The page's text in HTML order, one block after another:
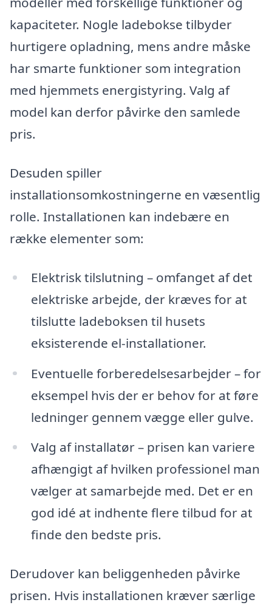
kapaciteter. Nogle ladebokse tilbyder
hurtigere opladning, mens andre måske
har smarte funktioner som integration
med hjemmets energistyring. Valg af
model kan derfor påvirke den samlede
pris.
Desuden spiller
installationsomkostningerne en væsentlig
rolle. Installationen kan indebære en
række elementer som:
Elektrisk tilslutning – omfanget af det
elektriske arbejde, der kræves for at
tilslutte ladeboksen til husets
eksisterende el-installationer.
Eventuelle forberedelsesarbejder – for
eksempel hvis der er behov for at føre
ledninger gennem vægge eller gulve.
Valg af installatør – prisen kan variere
afhængigt af hvilken professionel man
vælger at samarbejde med. Det er en
god idé at indhente flere tilbud for at
finde den bedste pris.
Derudover kan beliggenheden påvirke
prisen. Hvis installationen kræver særlige